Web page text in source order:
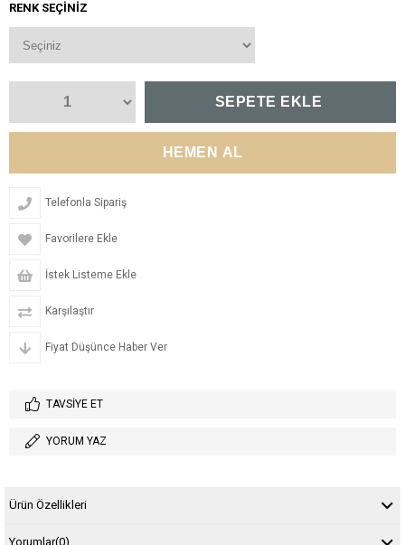
RENK SEÇINIZ
Telefonla Sipariş
Favorilere Ekle
İstek Listeme Ekle
Karşılaştır
Fiyat Düşünce Haber Ver
TAVSIYE ET
YORUM YAZ
Ürün Özellikleri
Yorumlar(0)